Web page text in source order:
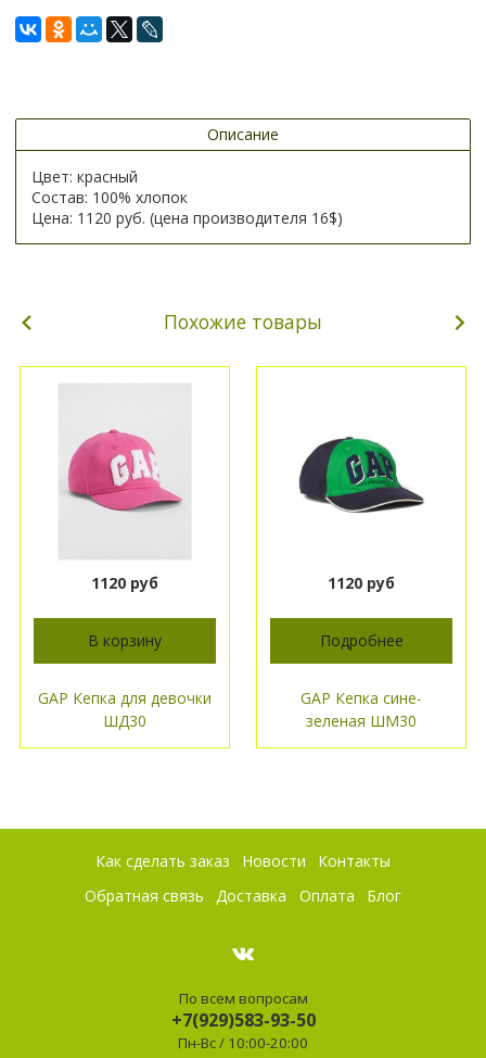
Описание
Цвет: красный
Состав: 100% хлопок
Цена: 1120 руб. (цена производителя 16$)
Похожие товары
1120 руб
В корзину
GAP Кепка для девочки
ШД30
1120 руб
Подробнее
GAP Кепка сине-
зеленая ШМ30
Как сделать заказ Новости
Контакты
Обратная связь
Доставка Оплата Блог
По всем вопросам
+7(929)583-93-50
Пн-Вс / 10:00-20:00